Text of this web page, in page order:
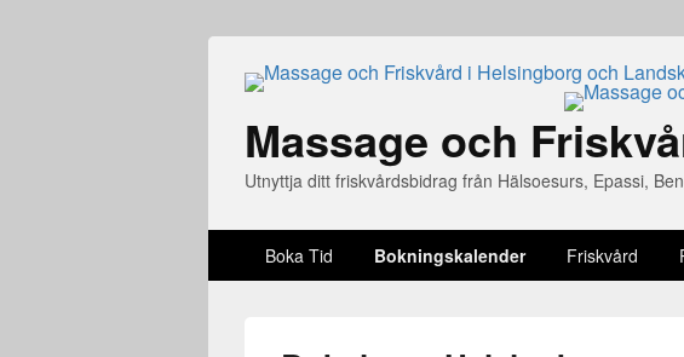
Massage och
Utnyttja ditt friskvårdsbidrag från Hälsoesurs, Epassi,
Boka Tid Bokningskalender Friskvård